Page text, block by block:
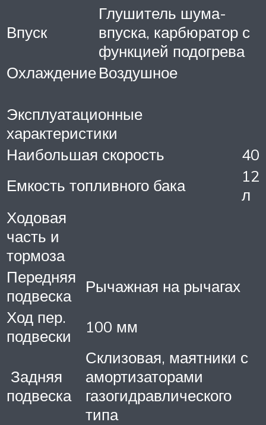
Впуск
Глушитель шума-
впуска, карбюратор с
функцией подогрева
ОхлаждениеВоздушное
Эксплуатационные
характеристики
Наибольшая скорость
40
Емкость топливного бака
12
л
Ходовая
часть и
тормоза
Передняя
подвеска
Рычажная на рычагах
Ход пер.
подвески
100 мм
Задняя
подвеска
Склизовая, маятники с
амортизаторами
газогидравлического
типа